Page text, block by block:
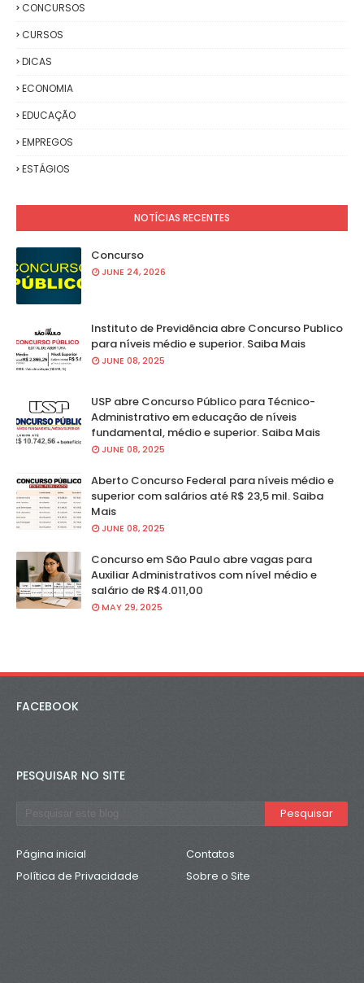
CONCURSOS
CURSOS
DICAS
ECONOMIA
EDUCAÇÃO
EMPREGOS
ESTÁGIOS
NOTÍCIAS RECENTES
Concurso
JUNE 24, 2026
Instituto de Previdência abre Concurso Publico
para níveis médio e superior. Saiba Mais
JUNE 08, 2025
USP abre Concurso Público para Técnico-
Administrativo em educação de níveis
fundamental, médio e superior. Saiba Mais
JUNE 08, 2025
Aberto Concurso Federal para níveis médio e
superior com salários até R$ 23,5 mil. Saiba
Mais
JUNE 08, 2025
Concurso em São Paulo abre vagas para
Auxiliar Administrativos com nível médio e
salário de R$4.011,00
MAY 29, 2025
FACEBOOK
PESQUISAR NO SITE
Página inicial
Contatos
Política de Privacidade
Sobre o Site